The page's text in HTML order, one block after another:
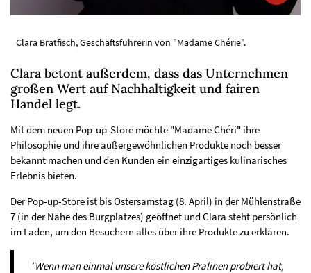
Clara Bratfisch, Geschäftsführerin von "Madame Chérie".
Clara betont außerdem, dass das Unternehmen
großen Wert auf Nachhaltigkeit und fairen
Handel legt.
Mit dem neuen Pop-up-Store möchte "Madame Chéri" ihre
Philosophie und ihre außergewöhnlichen Produkte noch besser
bekannt machen und den Kunden ein einzigartiges kulinarisches
Erlebnis bieten.
Der Pop-up-Store ist bis Ostersamstag (8. April) in der Mühlenstraße
7 (in der Nähe des Burgplatzes) geöffnet und Clara steht persönlich
im Laden, um den Besuchern alles über ihre Produkte zu erklären.
"Wenn man einmal unsere köstlichen Pralinen probiert hat,